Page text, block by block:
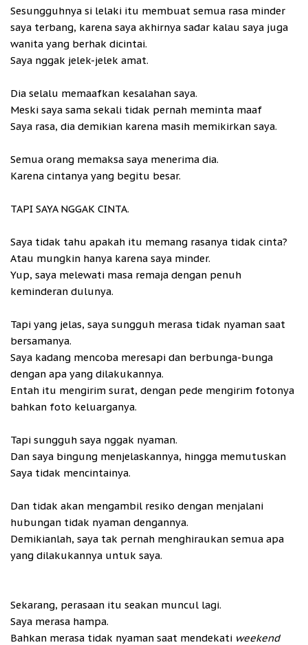
Sesungguhnya si lelaki itu membuat semua rasa minder
saya terbang, karena saya akhirnya sadar kalau saya juga
wanita yang berhak dicintai.
Saya nggak jelek-jelek amat.
Dia selalu memaafkan kesalahan saya.
Meski saya sama sekali tidak pernah meminta maaf
Saya rasa, dia demikian karena masih memikirkan saya.
Semua orang memaksa saya menerima dia.
Karena cintanya yang begitu besar.
TAPI SAYA NGGAK CINTA.
Saya tidak tahu apakah itu memang rasanya tidak cinta?
Atau mungkin hanya karena saya minder.
Yup, saya melewati masa remaja dengan penuh
keminderan dulunya.
Tapi yang jelas, saya sungguh merasa tidak nyaman saat
bersamanya.
Saya kadang mencoba meresapi dan berbunga-bunga
dengan apa yang dilakukannya.
Entah itu mengirim surat, dengan pede mengirim fotonya
bahkan foto keluarganya.
Tapi sungguh saya nggak nyaman.
Dan saya bingung menjelaskannya, hingga memutuskan
Saya tidak mencintainya.
Dan tidak akan mengambil resiko dengan menjalani
hubungan tidak nyaman dengannya.
Demikianlah, saya tak pernah menghiraukan semua apa
yang dilakukannya untuk saya.
Sekarang, perasaan itu seakan muncul lagi.
Saya merasa hampa.
Bahkan merasa tidak nyaman saat mendekati weekend